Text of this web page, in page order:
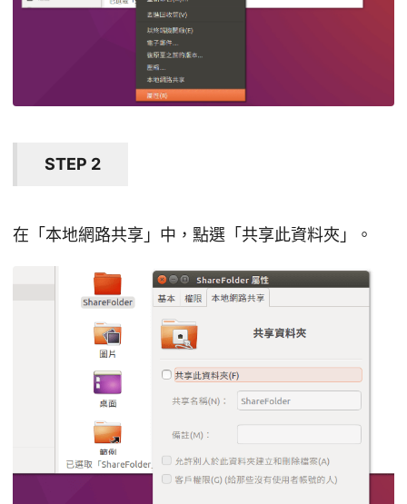
STEP 2
在「本地網路共享」中，點選「共享此資料夾」。